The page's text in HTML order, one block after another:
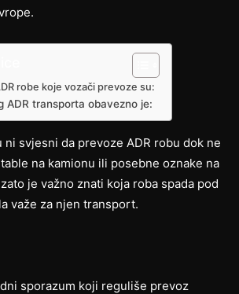
robe koje vozači prevoze su:
ADR transporta obavezno je:
ni svjesni da prevoze ADR robu dok ne
na kamionu ili posebne oznake na
je važno znati koja roba spada pod
važe za njen transport.
sporazum koji reguliše prevoz